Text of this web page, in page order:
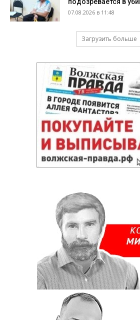
подозревается в
07.08.2026 в 11:48
Загрузить больше